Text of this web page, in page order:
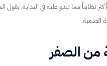
الصعبة.
من الصفر